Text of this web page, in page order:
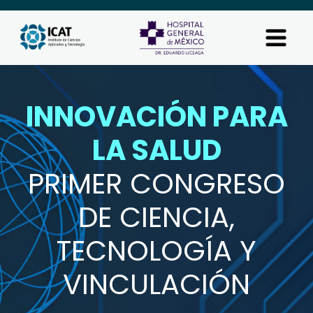
PARA
LA SALUD
CONGRESO
DE CIENCIA,
Y